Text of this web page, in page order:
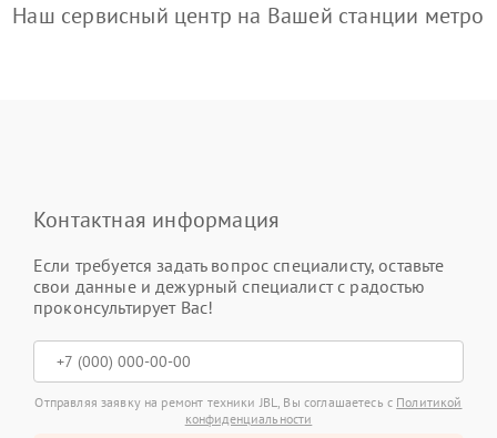
Наш сервисный центр на Вашей станции метро
Контактная информация
Если требуется задать вопрос специалисту, оставьте
свои данные и дежурный специалист с радостью
проконсультирует Вас!
Отправляя заявку на ремонт техники JBL, Вы соглашаетесь с Политикой
конфиденциальности